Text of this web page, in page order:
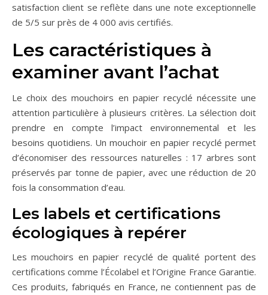
satisfaction client se reflète dans une note exceptionnelle
de 5/5 sur près de 4 000 avis certifiés.
Les caractéristiques à
examiner avant l’achat
Le choix des mouchoirs en papier recyclé nécessite une
attention particulière à plusieurs critères. La sélection doit
prendre en compte l’impact environnemental et les
besoins quotidiens. Un mouchoir en papier recyclé permet
d’économiser des ressources naturelles : 17 arbres sont
préservés par tonne de papier, avec une réduction de 20
fois la consommation d’eau.
Les labels et certifications
écologiques à repérer
Les mouchoirs en papier recyclé de qualité portent des
certifications comme l’Écolabel et l’Origine France Garantie.
Ces produits, fabriqués en France, ne contiennent pas de